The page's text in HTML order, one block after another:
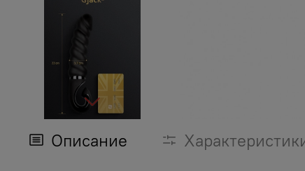
Описание